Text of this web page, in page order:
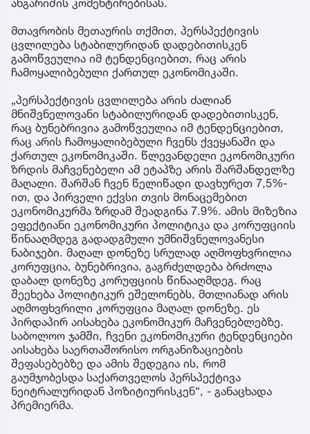
ანგარიშის კომენტირებისას.
მთავრობის მეთაურის თქმით, პერსპექტივის
ცვლილება სტაბილურიდან დადებითისკენ
გამოწვეულია იმ ტენდენციებით, რაც არის
ჩამოყალიბებული ქართულ ეკონომიკაში.
„პერსპექტივის ცვლილება არის ძალიან
მნიშვნელოვანი სტაბილურიდან დადებითისკენ,
რაც ბუნებრივია გამოწვეულია იმ ტენდენციებით,
რაც არის ჩამოყალიბებული ჩვენს ქვეყანაში და
ქართულ ეკონომიკაში. წლევანდელი ეკონომიკური
ზრდის მაჩვენებელი ამ ეტაპზე არის შარშანდელზე
მაღალი. შარშან ჩვენ წელიწადი დავხურეთ 7,5%-
ით, და პირველი ექვსი თვის მონაცემებით
ეკონომიკურმა ზრდამ შეადგინა 7.9%. ამის მიზეზია
ეფექტიანი ეკონომიკური პოლიტიკა და კორუფციის
წინააღმდეგ გადადგმული უმნიშვნელოვანესი
ნაბიჯები. მაღალ დონეზე სრულად აღმოფხვრილია
კორუფცია, ბუნებრივია, გაგრძელდება ბრძოლა
დაბალ დონეზე კორუფციის წინააღმდეგ. რაც
შეეხება პოლიტიკურ ეშელონებს, მთლიანად არის
აღმოფხვრილი კორუფცია მაღალ დონეზე. ეს
პირდაპირ აისახება ეკონომიკურ მაჩვენებლებზე.
საბოლოო ჯამში, ჩვენი ეკონომიკური ტენდენციები
აისახება საერთაშორისო ორგანიზაციების
შეფასებებზე და ამის შედეგია ის, რომ
გაუმჯობესდა საქართველოს პერსპექტივა
ნეიტრალურიდან პოზიტიურისკენ“, - განაცხადა
პრემიერმა.